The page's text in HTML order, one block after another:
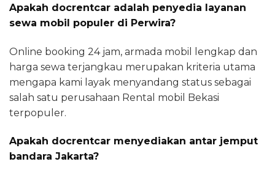
Apakah docrentcar adalah penyedia layanan
sewa mobil populer di Perwira?
Online booking 24 jam, armada mobil lengkap dan
harga sewa terjangkau merupakan kriteria utama
mengapa kami layak menyandang status sebagai
salah satu perusahaan Rental mobil Bekasi
terpopuler.
Apakah docrentcar menyediakan antar jemput
bandara Jakarta?